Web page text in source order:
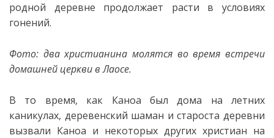
родной деревне продолжает расти в условиях
гонений.
Фото: два христианина молятся во время встречи
домашней церкви в Лаосе.
В то время, как Каноа был дома на летних
каникулах, деревенский шаман и староста деревни
вызвали Каноа и некоторых других христиан на